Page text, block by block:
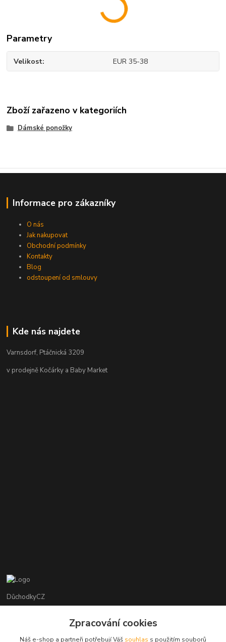
Parametry
Velikost EUR 35-38
Zboží zařazeno v kategoriích
Dámské ponožky
Informace pro zákazníky
O nás
Jak nakupovat
Obchodní podmínky
Kontakty
Blog
odstoupení od smlouvy
Kde nás najdete
Varnsdorf, Ptáčnická 3209
v prodejně Kočárky a Baby Market
DůchodkyCZ
+420 412384749
Zpracování cookies
Náš e-shop a partneři potřebují Váš souhlas s použitím souborů